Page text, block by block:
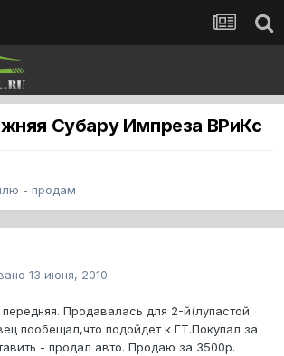
Субару Импреза ВРиКс
- продам
13 июня, 2010
Продавалась для 2-й(лупастой
пообещал,что подойдет к ГТ.Покупал за
- продал авто. Продаю за 3500р.